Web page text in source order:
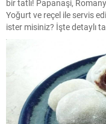
bir tatlı! Papanaşi,
Yoğurt ve reçel ile servis
ister misiniz? İşte detaylı